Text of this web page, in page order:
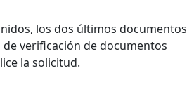
los dos últimos documentos
verificación de documentos
la solicitud.